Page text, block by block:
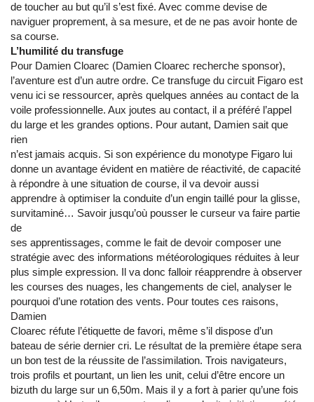
de toucher au but qu’il s’est fixé. Avec comme devise de
naviguer proprement, à sa mesure, et de ne pas avoir honte de
sa course.
L’humilité du transfuge
Pour Damien Cloarec (Damien Cloarec recherche sponsor),
l’aventure est d’un autre ordre. Ce transfuge du circuit Figaro est
venu ici se ressourcer, après quelques années au contact de la
voile professionnelle. Aux joutes au contact, il a préféré l’appel
du large et les grandes options. Pour autant, Damien sait que
rien
n’est jamais acquis. Si son expérience du monotype Figaro lui
donne un avantage évident en matière de réactivité, de capacité
à répondre à une situation de course, il va devoir aussi
apprendre à optimiser la conduite d’un engin taillé pour la glisse,
survitaminé… Savoir jusqu’où pousser le curseur va faire partie
de
ses apprentissages, comme le fait de devoir composer une
stratégie avec des informations météorologiques réduites à leur
plus simple expression. Il va donc falloir réapprendre à observer
les courses des nuages, les changements de ciel, analyser le
pourquoi d’une rotation des vents. Pour toutes ces raisons,
Damien
Cloarec réfute l’étiquette de favori, même s’il dispose d’un
bateau de série dernier cri. Le résultat de la première étape sera
un bon test de la réussite de l’assimilation. Trois navigateurs,
trois profils et pourtant, un lien les unit, celui d’être encore un
bizuth du large sur un 6,50m. Mais il y a fort à parier qu’une fois